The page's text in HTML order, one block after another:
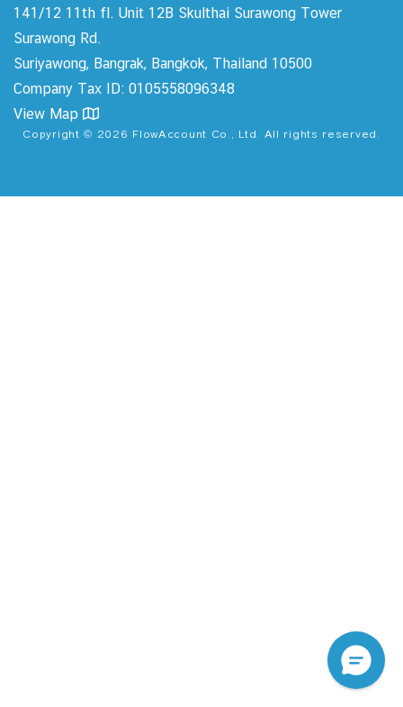
141/12 11th fl. Unit 12B Skulthai Surawong Tower
Surawong Rd.
Suriyawong, Bangrak, Bangkok, Thailand 10500
Company Tax ID: 0105558096348
View Map
Copyright © 2026 FlowAccount Co., Ltd. All rights reserved.